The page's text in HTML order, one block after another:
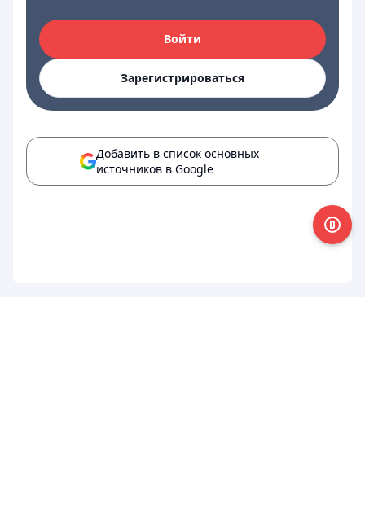
Войти
Зарегистрироваться
Добавить в список основных
источников в Google